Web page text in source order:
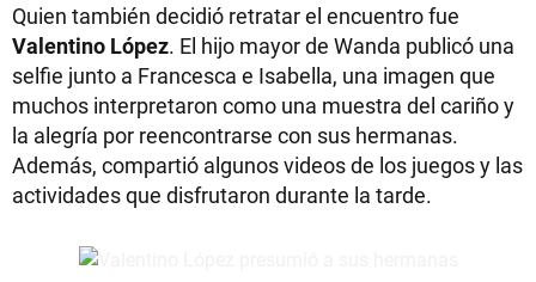
Quien también decidió retratar el encuentro fue
Valentino López. El hijo mayor de Wanda publicó una
selfie junto a Francesca e Isabella, una imagen que
muchos interpretaron como una muestra del cariño y
la alegría por reencontrarse con sus hermanas.
Además, compartió algunos videos de los juegos y las
actividades que disfrutaron durante la tarde.